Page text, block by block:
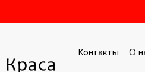
Контакты О